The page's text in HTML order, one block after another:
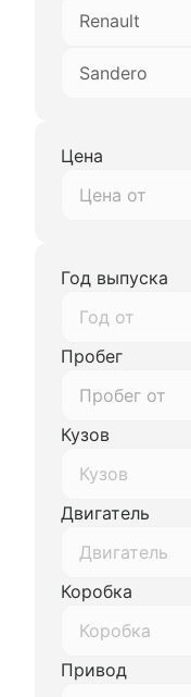
Renault
Sandero
Цена
Год выпуска
Год от
Пробег
Кузов
Кузов
Двигатель
Двигатель
Коробка
Коробка
Привод